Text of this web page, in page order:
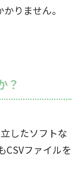
りません。
？
したソフトな
CSVファイルを